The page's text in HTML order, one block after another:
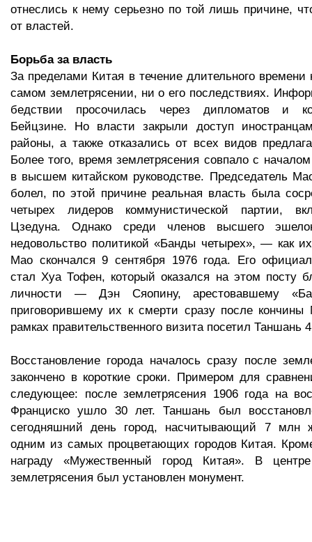
отнеслись к нему серьезно по той лишь причине,
от властей.
Борьба за власть
За пределами Китая в течение длительного времени
самом землетрясении, ни о его последствиях.
бедствии просочилась через дипломатов и
Бейцзине. Но власти закрыли доступ
районы, а также отказались от всех видов
Более того, время землетрясения совпало с
в высшем китайском руководстве. Председатель
болел, по этой причине реальная власть была
четырех лидеров коммунистической партии,
Цзедуна. Однако среди членов высшего
недовольство политикой «Банды четырех», — как
Мао скончался 9 сентября 1976 года. Его
стал Хуа Тофен, который оказался на этом посту
личности — Дэн Сяопину, арестовавшему
приговорившему их к смерти сразу после
рамках правительственного визита посетил Таншань
Восстановление города началось сразу после
закончено в короткие сроки. Примером для
следующее: после землетрясения 1906 года на
Франциско ушло 30 лет. Таншань был
сегодняшний день город, насчитывающий 7 млн
одним из самых процветающих городов Китая.
награду «Мужественный город Китая». В
землетрясения был установлен монумент.